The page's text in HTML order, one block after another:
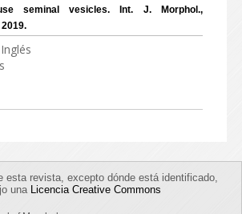
seminal vesicles. Int. J. Morphol.,
esta revista, excepto dónde está identificado,
una Licencia Creative Commons